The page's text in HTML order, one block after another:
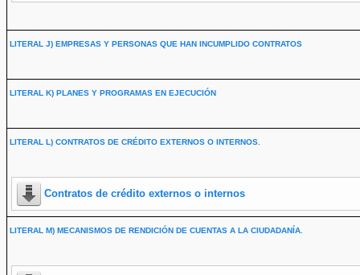
LITERAL J) EMPRESAS Y PERSONAS QUE HAN INCUMPLIDO CONTRATOS
LITERAL K) PLANES Y PROGRAMAS EN EJECUCIÓN
LITERAL L) CONTRATOS DE CRÉDITO EXTERNOS O INTERNOS.
Contratos de crédito externos o internos
LITERAL M) MECANISMOS DE RENDICIÓN DE CUENTAS A LA CIUDADANÍA.